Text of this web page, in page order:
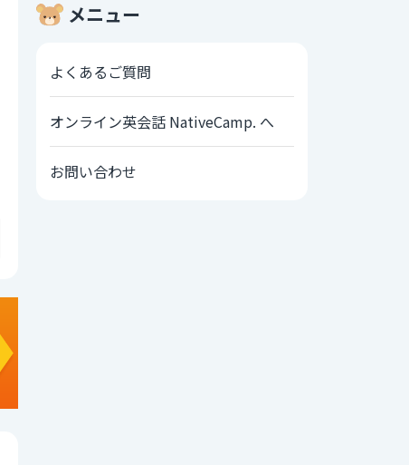
メニュー
よくあるご質問
オンライン英会話 NativeCamp. へ
お問い合わせ